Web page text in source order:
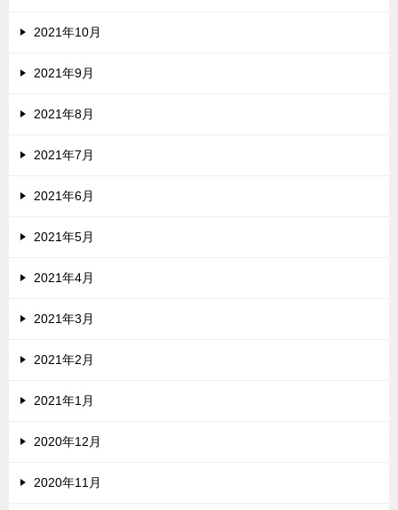
2021年10月
2021年9月
2021年8月
2021年7月
2021年6月
2021年5月
2021年4月
2021年3月
2021年2月
2021年1月
2020年12月
2020年11月